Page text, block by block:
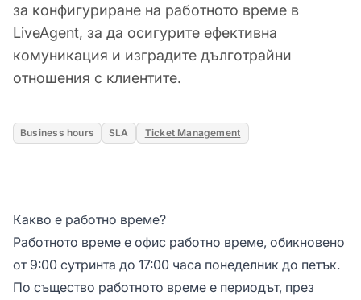
за конфигуриране на работното време в
LiveAgent, за да осигурите ефективна
комуникация и изградите дълготрайни
отношения с клиентите.
Business hours SLA Ticket Management
Какво е работно време?
Работното време е офис работно време, обикновено
от 9:00 сутринта до 17:00 часа понеделник до петък.
По същество работното време е периодът, през